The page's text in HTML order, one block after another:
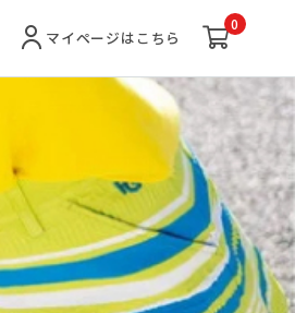
マイページはこちら
0